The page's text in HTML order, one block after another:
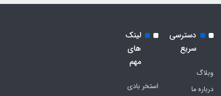
دسترسی
سریع
وبلاگ
درباره ما
لینک
های
مهم
استخر بادی